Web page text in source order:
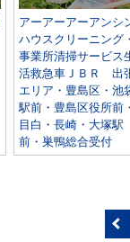
アーアーアーアンシ
ハウスクリーニング・
事業所清掃サービス
活救急車ＪＢＲ 出
エリア・豊島区・池
駅前・豊島区役所前・
目白・長崎・大塚駅
前・巣鴨総合受付